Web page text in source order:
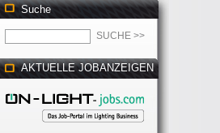
Suche
AKTUELLE JOBANZEIGEN